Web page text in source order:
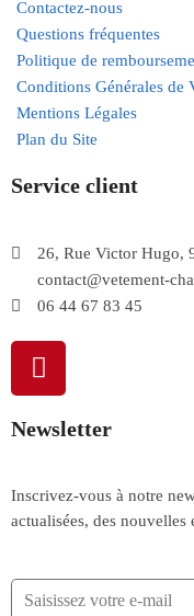
Contactez-nous
Questions fréquentes
Politique de
Conditions Générales de
Mentions Légales
Plan du Site
Service client
26, Rue Victor Hugo,
contact@vetement-
06 44 67 83 45
Newsletter
Inscrivez-vous à notre
actualisées, des nouvelles